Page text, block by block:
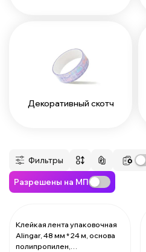
Декоративный скотч
Фильтры
Разрешены на МП
Клейкая лента упаковочная
Alingar, 48 мм * 24 м, основа
полипропилен,
За 1 ленту:
65.16 ₽
Мин. 12 шт:
781.92 ₽